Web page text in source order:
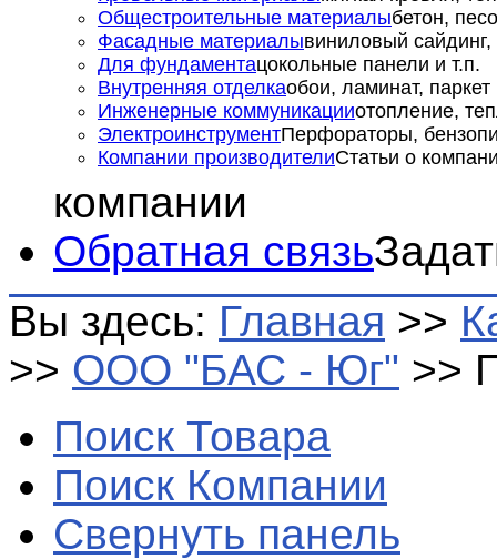
Общестроительные материалыбетон,
Фасадные материалывиниловый сайдинг,
Для фундаментацокольные панели и т.п.
Внутренняя отделкаобои, ламинат, паркет
Инженерные коммуникацииотопление,
ЭлектроинструментПерфораторы,
Компании производителиСтатьи о
компании
Обратная связь
Вы здесь: Главная >>
>> ООО "БАС - Юг" >>
Поиск Товара
Поиск Компании
Свернуть панель